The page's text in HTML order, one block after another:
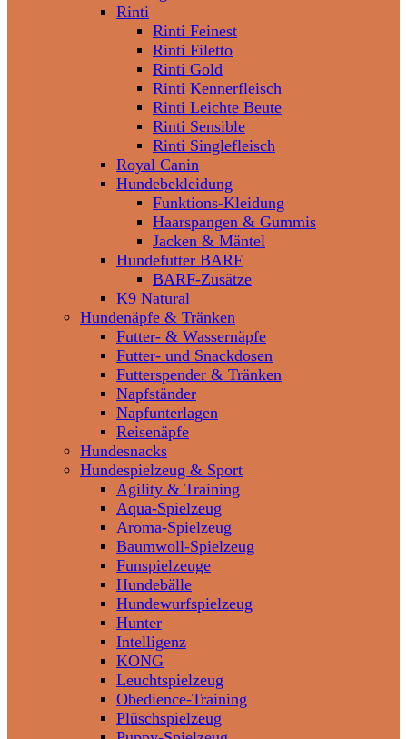
Rinti
Rinti Feinest
Rinti Filetto
Rinti Gold
Rinti Kennerfleisch
Rinti Leichte Beute
Rinti Sensible
Rinti Singlefleisch
Royal Canin
Hundebekleidung
Funktions-Kleidung
Haarspangen & Gummis
Jacken & Mäntel
Hundefutter BARF
BARF-Zusätze
K9 Natural
Hundenäpfe & Tränken
Futter- & Wassernäpfe
Futter- und Snackdosen
Futterspender & Tränken
Napfständer
Napfunterlagen
Reisenäpfe
Hundesnacks
Hundespielzeug & Sport
Agility & Training
Aqua-Spielzeug
Aroma-Spielzeug
Baumwoll-Spielzeug
Funspielzeuge
Hundebälle
Hundewurfspielzeug
Hunter
Intelligenz
KONG
Leuchtspielzeug
Obedience-Training
Plüschspielzeug